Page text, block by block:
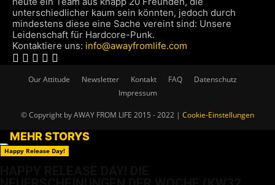
unterschiedlicher kaum sein könnten, jedoch durch
mindestens diese eine Sache vereint sind: Unsere
Leidenschaft für Hardcore-Punk.
Kontaktiere uns: info@awayfromlife.com
Our Attitude Newsletter Kontakt FAQ
Datenschutz
Impressum
© Copyright by AWAY FROM LIFE 2015 - 2022 | Cookie-Einstellungen
MEHR STORYS
Happy Release Day!